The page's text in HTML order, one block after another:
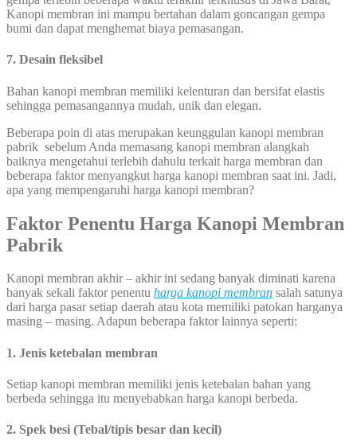
Kanopi membran ini mampu bertahan dalam goncangan gempa
bumi dan dapat menghemat biaya pemasangan.
7. Desain fleksibel
Bahan kanopi membran memiliki kelenturan dan bersifat elastis
sehingga pemasangannya mudah, unik dan elegan.
Beberapa poin di atas merupakan keunggulan kanopi membran
pabrik sebelum Anda memasang kanopi membran alangkah
baiknya mengetahui terlebih dahulu terkait harga membran dan
beberapa faktor menyangkut harga kanopi membran saat ini. Jadi,
apa yang mempengaruhi harga kanopi membran?
Faktor Penentu Harga Kanopi Membran
Pabrik
Kanopi membran akhir – akhir ini sedang banyak diminati karena
banyak sekali faktor penentu harga kanopi membran salah satunya
dari harga pasar setiap daerah atau kota memiliki patokan harganya
masing – masing. Adapun beberapa faktor lainnya seperti:
1. Jenis ketebalan membran
Setiap kanopi membran memiliki jenis ketebalan bahan yang
berbeda sehingga itu menyebabkan harga kanopi berbeda.
2. Spek besi (Tebal/tipis besar dan kecil)